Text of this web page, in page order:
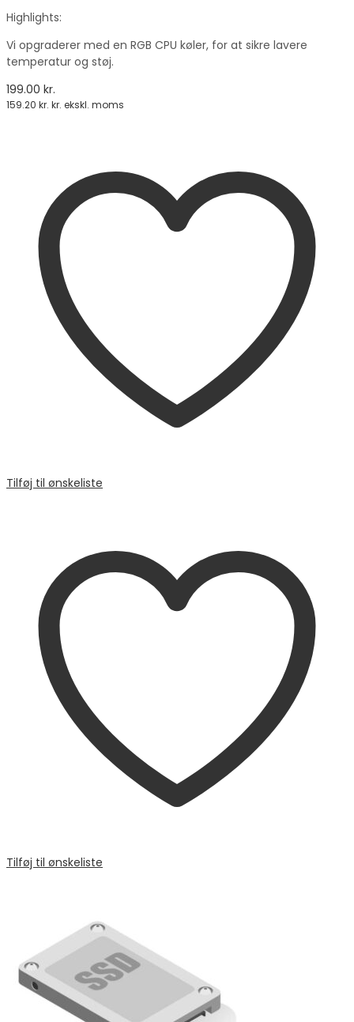
Highlights:
Vi opgraderer med en RGB CPU køler, for at sikre lavere
temperatur og støj.
199.00 kr.
159.20 kr. kr. ekskl. moms
Tilføj til ønskeliste
Tilføj til ønskeliste